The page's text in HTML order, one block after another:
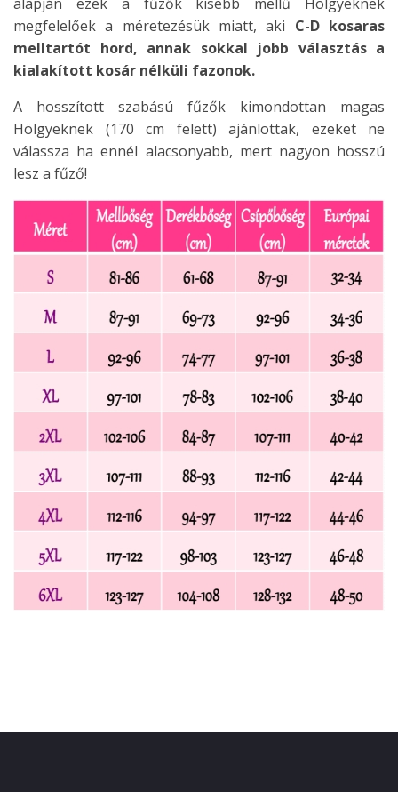
megfelelőek a méretezésük miatt, aki C-D kosaras
melltartót hord, annak sokkal jobb választás a
kialakított kosár nélküli fazonok.
A hosszított szabású fűzők kimondottan magas
Hölgyeknek (170 cm felett) ajánlottak, ezeket ne
válassza ha ennél alacsonyabb, mert nagyon hosszú
lesz a fűző!